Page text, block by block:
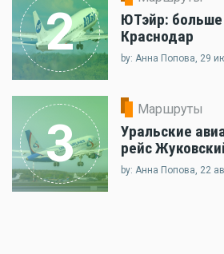
2
ЮТэйр: больше
Краснодар
by: Анна Попова, 29
3
Маршруты
Уральские
рейс
by: Анна Попова, 22